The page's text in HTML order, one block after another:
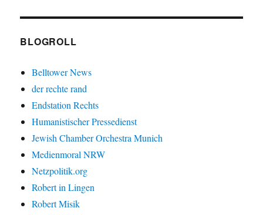
BLOGROLL
Belltower News
der rechte rand
Endstation Rechts
Humanistischer Pressedienst
Jewish Chamber Orchestra Munich
Medienmoral NRW
Netzpolitik.org
Robert in Lingen
Robert Misik